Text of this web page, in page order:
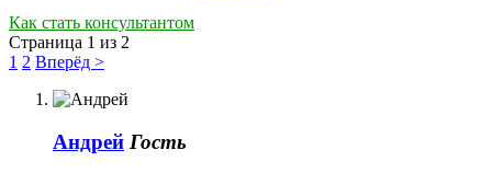
Как стать консультантом
Страница 1 из 2
1 2 Вперёд >
Андрей Гость